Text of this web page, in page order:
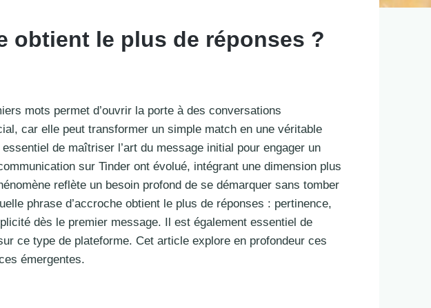
obtient le plus de réponses ?
mots permet d’ouvrir la porte à des conversations
car elle peut transformer un simple match en une véritable
de maîtriser l’art du message initial pour engager un
sur Tinder ont évolué, intégrant une dimension plus
reflète un besoin profond de se démarquer sans tomber
phrase d’accroche obtient le plus de réponses : pertinence,
dès le premier message. Il est également essentiel de
ce type de plateforme. Cet article explore en profondeur ces
émergentes.